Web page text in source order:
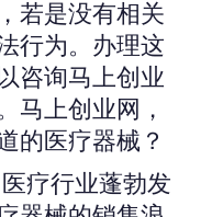
若是没有相关
行为。办理这
咨询马上创业
马上创业网，
的医疗器械？
疗行业蓬勃发